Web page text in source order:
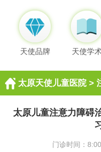
天使品牌 天使学
太原天使儿童医院>
太原儿童注意力障碍
门诊时间：